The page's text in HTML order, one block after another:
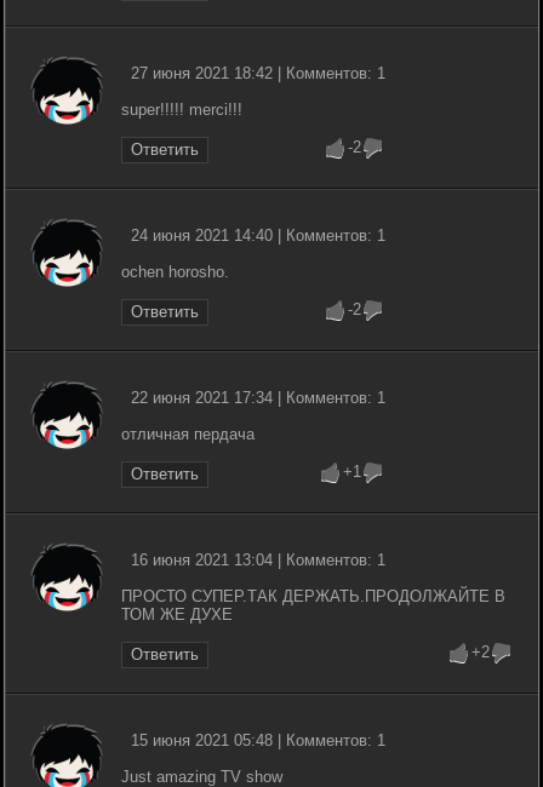
27 июня 2021 18:42 | Комментов: 1
super!!!!! merci!!!
Ответить -2
24 июня 2021 14:40 | Комментов: 1
ochen horosho.
Ответить -2
22 июня 2021 17:34 | Комментов: 1
отличная пердача
Ответить +1
16 июня 2021 13:04 | Комментов: 1
ПРОСТО СУПЕР.ТАК ДЕРЖАТЬ.ПРОДОЛЖАЙТЕ В
ТОМ ЖЕ ДУХЕ
Ответить +2
15 июня 2021 05:48 | Комментов: 1
Just amazing TV show